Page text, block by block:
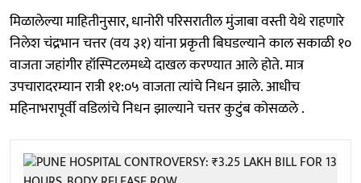
मिळालेल्या माहितीनुसार, धानोरी परिसरातील मुंजाबा वस्ती येथे राहणारे
निलेश चंद्रभान चत्तर (वय ३१) यांना प्रकृती बिघडल्याने काल सकाळी १०
वाजता जहांगीर हॉस्पिटलमध्ये दाखल करण्यात आले होते. मात्र
उपचारादरम्यान रात्री ११:०५ वाजता त्यांचे निधन झाले. आधीच
महिनाभरापूर्वी वडिलांचे निधन झाल्याने चत्तर कुटुंब कोसळले .